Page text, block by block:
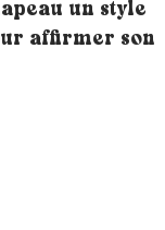
un style
affirmer son